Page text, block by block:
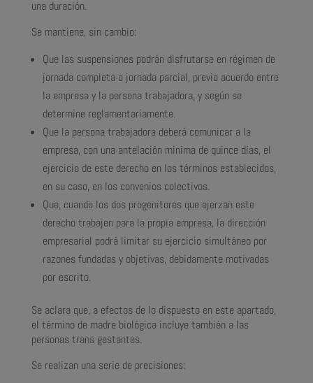
una duración.
Se mantiene, sin cambio:
Que las suspensiones podrán disfrutarse en régimen de
jornada completa o jornada parcial, previo acuerdo entre
la empresa y la persona trabajadora, y según se
determine reglamentariamente.
Que la persona trabajadora deberá comunicar a la
empresa, con una antelación mínima de quince días, el
ejercicio de este derecho en los términos establecidos,
en su caso, en los convenios colectivos.
Que, cuando los dos progenitores que ejerzan este
derecho trabajen para la propia empresa, la dirección
empresarial podrá limitar su ejercicio simultáneo por
razones fundadas y objetivas, debidamente motivadas
por escrito.
Se aclara que, a efectos de lo dispuesto en este apartado,
el término de madre biológica incluye también a las
personas trans gestantes.
Se realizan una serie de precisiones: